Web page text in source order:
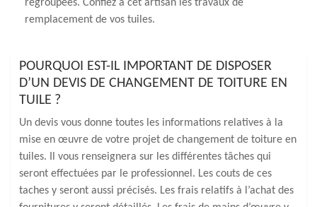
regroupées. Confiez à cet artisan les travaux de
remplacement de vos tuiles.
POURQUOI EST-IL IMPORTANT DE DISPOSER
D’UN DEVIS DE CHANGEMENT DE TOITURE EN
TUILE ?
Un devis vous donne toutes les informations relatives à la
mise en œuvre de votre projet de changement de toiture en
tuiles. Il vous renseignera sur les différentes tâches qui
seront effectuées par le professionnel. Les couts de ces
taches y seront aussi précisés. Les frais relatifs à l’achat des